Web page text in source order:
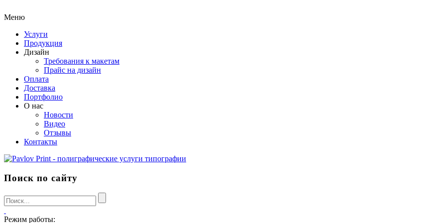
Меню
Услуги
Продукция
Дизайн
Требования к макетам
Прайс на дизайн
Оплата
Доставка
Портфолио
О нас
Новости
Видео
Отзывы
Контакты
Поиск по сайту
Режим работы: